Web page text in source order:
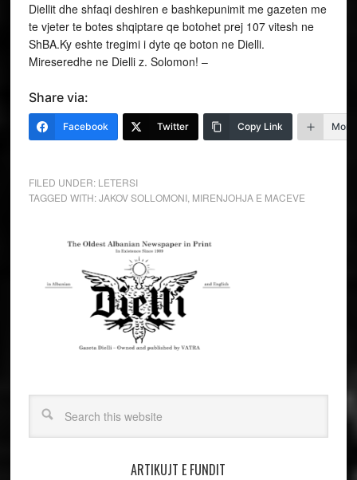
Diellit dhe shfaqi deshiren e bashkepunimit me gazeten me
te vjeter te botes shqiptare qe botohet prej 107 vitesh ne
ShBA.Ky eshte tregimi i dyte qe boton ne Dielli.
Mireseredhe ne Dielli z. Solomon! –
Share via:
Facebook Twitter Copy Link More
FILED UNDER: LETERSI
TAGGED WITH:JAKOV SOLLOMONI, MIRENJOHJA E MACEVE
ARTIKUJT E FUNDIT